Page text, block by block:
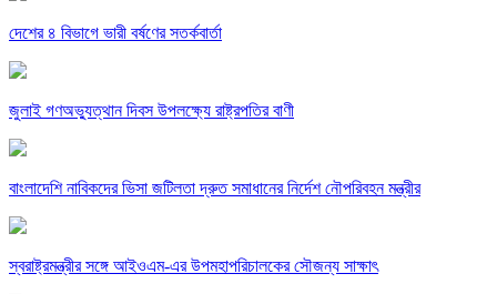
দেশের ৪ বিভাগে ভারী বর্ষণের সতর্কবার্তা
জুলাই গণঅভ্যুত্থান দিবস উপলক্ষ্যে রাষ্ট্রপতির বাণী
বাংলাদেশি নাবিকদের ভিসা জটিলতা দ্রুত সমাধানের নির্দেশ নৌপরিবহন মন্ত্রীর
স্বরাষ্ট্রমন্ত্রীর সঙ্গে আইওএম-এর উপমহাপরিচালকের সৌজন্য সাক্ষাৎ